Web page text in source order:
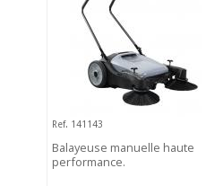
Ref. 141143
Balayeuse manuelle haute
performance.